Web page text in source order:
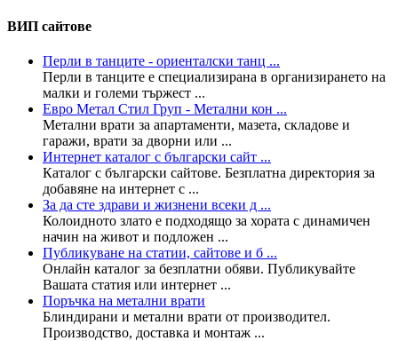
ВИП сайтове
Перли в танците - ориенталски танц ...
Перли в танците е специализирана в организирането на
малки и големи тържест ...
Евро Метал Стил Груп - Метални кон ...
Метални врати за апартаменти, мазета, складове и
гаражи, врати за дворни или ...
Интернет каталог с български сайт ...
Каталог с български сайтове. Безплатна директория за
добавяне на интернет с ...
За да сте здрави и жизнени всеки д ...
Колoидното злато е подходящо за хората с динамичен
начин на живот и подложен ...
Публикуване на статии, сайтове и б ...
Онлайн каталог за безплатни обяви. Публикувайте
Вашата статия или интернет ...
Поръчка на метални врати
Блиндирани и метални врати от производител.
Производство, доставка и монтаж ...